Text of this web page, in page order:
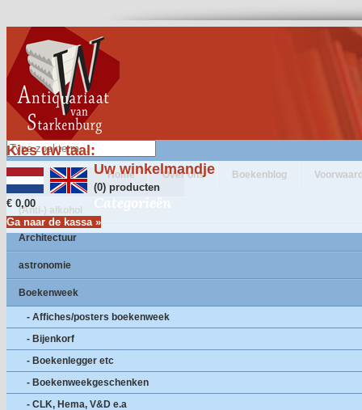
Kies uw taal:
Uw winkelmandje
(0) producten
€ 0,00
Ga naar de kassa »
Home Over ons Boekenblog
Categorieën
(Anti-) alkohol
Architectuur
astronomie
Boekenweek
- Affiches/posters boekenweek
- Bijenkorf
- Boekenlegger etc
- Boekenweekgeschenken
- CLK, Hema, V&D e.a